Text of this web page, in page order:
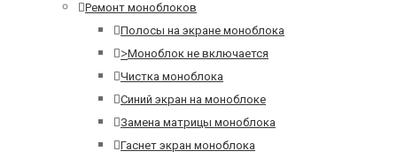
Ремонт моноблоков
Полосы на экране моноблока
>Моноблок не включается
Чистка моноблока
Синий экран на моноблоке
Замена матрицы моноблока
Гаснет экран моноблока